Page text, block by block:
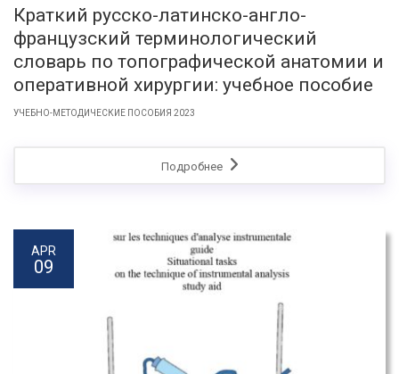
Краткий русско-латинско-англо-
французский термино­логический
словарь по топогра­фической анатомии и
оперативной хирургии: учебное пособие
УЧЕБНО-МЕТОДИЧЕСКИЕ ПОСОБИЯ 2023
Подробнее
APR
09